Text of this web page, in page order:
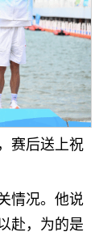
赛后送上祝
情况。他说
赴，为的是